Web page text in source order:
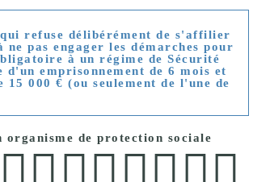
qui refuse délibérément de s'affilier
ne pas engager les démarches pour
à un régime de Sécurité
d'un emprisonnement de 6 mois et
15 000 € (ou seulement de l'une de
organisme de protection sociale